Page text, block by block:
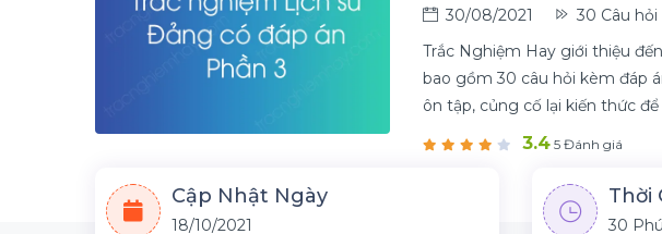
30/08/2021 30 Câu hỏi
Trắc Nghiệm Hay giới thiệu
bao gồm 30 câu hỏi kèm đáp
ôn tập, củng cố lại kiến thức
3.4 5 Đánh giá
Cập Nhật Ngày
18/10/2021
Thời
30